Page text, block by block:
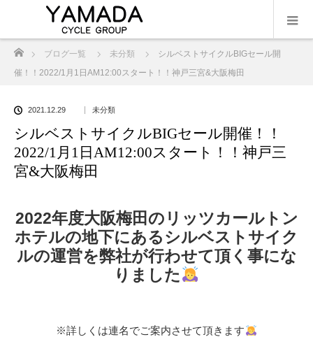
ブログ一覧 未分類
シルベストサイクルBIGセール開
催！！2022/1月1日AM12:00スタート！！神戸三宮&大阪梅田
2021.12.29 未分類
シルベストサイクルBIGセール開催！！
2022/1月1日AM12:00スタート！！神戸三
宮&大阪梅田
2022年度大阪梅田のリッツカールトン
ホテルの地下にあるシルベストサイク
ルの運営を弊社が行わせて頂く事にな
りました
※詳しくは連名でご案内させて頂きます